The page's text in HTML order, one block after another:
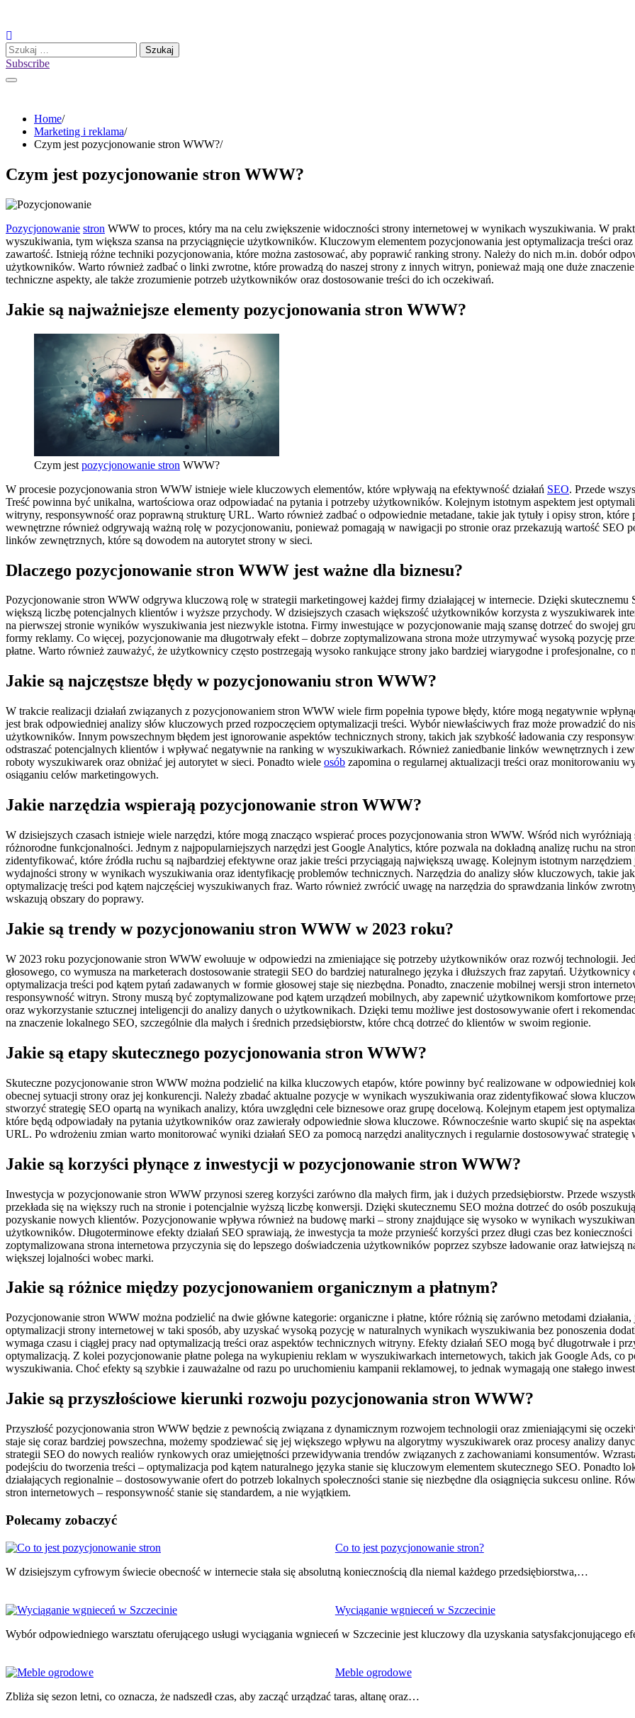
content
Szukaj:
Subscribe
Home
Marketing i reklama
Czym jest pozycjonowanie stron WWW?
Czym jest pozycjonowanie stron WWW?
Pozycjonowanie stron WWW to proces, który ma na celu zwiększenie widoczności strony internetowej w wynikach wyszukiwania. W
wyszukiwania, tym większa szansa na przyciągnięcie użytkowników. Kluczowym elementem pozycjonowania jest optymalizacja treści
zawartość. Istnieją różne techniki pozycjonowania, które można zastosować, aby poprawić ranking strony. Należy do nich m.in. dobór
użytkowników. Warto również zadbać o linki zwrotne, które prowadzą do naszej strony z innych witryn, ponieważ mają one duże
techniczne aspekty, ale także zrozumienie potrzeb użytkowników oraz dostosowanie treści do ich oczekiwań.
Jakie są najważniejsze elementy pozycjonowania stron WWW?
Czym jest pozycjonowanie stron WWW?
W procesie pozycjonowania stron WWW istnieje wiele kluczowych elementów, które wpływają na efektywność działań SEO. Przede
Treść powinna być unikalna, wartościowa oraz odpowiadać na pytania i potrzeby użytkowników. Kolejnym istotnym aspektem jest
witryny, responsywność oraz poprawną strukturę URL. Warto również zadbać o odpowiednie metadane, takie jak tytuły i opisy stron,
wewnętrzne również odgrywają ważną rolę w pozycjonowaniu, ponieważ pomagają w nawigacji po stronie oraz przekazują wartość SEO
linków zewnętrznych, które są dowodem na autorytet strony w sieci.
Dlaczego pozycjonowanie stron WWW jest ważne dla biznesu?
Pozycjonowanie stron WWW odgrywa kluczową rolę w strategii marketingowej każdej firmy działającej w internecie. Dzięki skutecznemu
większą liczbę potencjalnych klientów i wyższe przychody. W dzisiejszych czasach większość użytkowników korzysta z wyszukiwarek
na pierwszej stronie wyników wyszukiwania jest niezwykle istotna. Firmy inwestujące w pozycjonowanie mają szansę dotrzeć do swojej
formy reklamy. Co więcej, pozycjonowanie ma długotrwały efekt – dobrze zoptymalizowana strona może utrzymywać wysoką pozycję
płatne. Warto również zauważyć, że użytkownicy często postrzegają wysoko rankujące strony jako bardziej wiarygodne i profesjonalne, co
Jakie są najczęstsze błędy w pozycjonowaniu stron WWW?
W trakcie realizacji działań związanych z pozycjonowaniem stron WWW wiele firm popełnia typowe błędy, które mogą negatywnie
jest brak odpowiedniej analizy słów kluczowych przed rozpoczęciem optymalizacji treści. Wybór niewłaściwych fraz może prowadzić do
użytkowników. Innym powszechnym błędem jest ignorowanie aspektów technicznych strony, takich jak szybkość ładowania czy
odstraszać potencjalnych klientów i wpływać negatywnie na ranking w wyszukiwarkach. Również zaniedbanie linków wewnętrznych i
roboty wyszukiwarek oraz obniżać jej autorytet w sieci. Ponadto wiele osób zapomina o regularnej aktualizacji treści oraz monitorowaniu
osiąganiu celów marketingowych.
Jakie narzędzia wspierają pozycjonowanie stron WWW?
W dzisiejszych czasach istnieje wiele narzędzi, które mogą znacząco wspierać proces pozycjonowania stron WWW. Wśród nich
różnorodne funkcjonalności. Jednym z najpopularniejszych narzędzi jest Google Analytics, które pozwala na dokładną analizę ruchu na
zidentyfikować, które źródła ruchu są najbardziej efektywne oraz jakie treści przyciągają największą uwagę. Kolejnym istotnym
wydajności strony w wynikach wyszukiwania oraz identyfikację problemów technicznych. Narzędzia do analizy słów kluczowych, takie
optymalizację treści pod kątem najczęściej wyszukiwanych fraz. Warto również zwrócić uwagę na narzędzia do sprawdzania linków
wskazują obszary do poprawy.
Jakie są trendy w pozycjonowaniu stron WWW w 2023 roku?
W 2023 roku pozycjonowanie stron WWW ewoluuje w odpowiedzi na zmieniające się potrzeby użytkowników oraz rozwój technologii.
głosowego, co wymusza na marketerach dostosowanie strategii SEO do bardziej naturalnego języka i dłuższych fraz zapytań.
optymalizacja treści pod kątem pytań zadawanych w formie głosowej staje się niezbędna. Ponadto, znaczenie mobilnej wersji stron
responsywność witryn. Strony muszą być zoptymalizowane pod kątem urządzeń mobilnych, aby zapewnić użytkownikom komfortowe
oraz wykorzystanie sztucznej inteligencji do analizy danych o użytkownikach. Dzięki temu możliwe jest dostosowywanie ofert i
na znaczenie lokalnego SEO, szczególnie dla małych i średnich przedsiębiorstw, które chcą dotrzeć do klientów w swoim regionie.
Jakie są etapy skutecznego pozycjonowania stron WWW?
Skuteczne pozycjonowanie stron WWW można podzielić na kilka kluczowych etapów, które powinny być realizowane w odpowiedniej
obecnej sytuacji strony oraz jej konkurencji. Należy zbadać aktualne pozycje w wynikach wyszukiwania oraz zidentyfikować słowa
stworzyć strategię SEO opartą na wynikach analizy, która uwzględni cele biznesowe oraz grupę docelową. Kolejnym etapem jest
które będą odpowiadały na pytania użytkowników oraz zawierały odpowiednie słowa kluczowe. Równocześnie warto skupić się na
URL. Po wdrożeniu zmian warto monitorować wyniki działań SEO za pomocą narzędzi analitycznych i regularnie dostosowywać strategię
Jakie są korzyści płynące z inwestycji w pozycjonowanie stron WWW?
Inwestycja w pozycjonowanie stron WWW przynosi szereg korzyści zarówno dla małych firm, jak i dużych przedsiębiorstw. Przede
przekłada się na większy ruch na stronie i potencjalnie wyższą liczbę konwersji. Dzięki skutecznemu SEO można dotrzeć do osób
pozyskanie nowych klientów. Pozycjonowanie wpływa również na budowę marki – strony znajdujące się wysoko w wynikach
użytkowników. Długoterminowe efekty działań SEO sprawiają, że inwestycja ta może przynieść korzyści przez długi czas bez
zoptymalizowana strona internetowa przyczynia się do lepszego doświadczenia użytkowników poprzez szybsze ładowanie oraz
większej lojalności wobec marki.
Jakie są różnice między pozycjonowaniem organicznym a płatnym?
Pozycjonowanie stron WWW można podzielić na dwie główne kategorie: organiczne i płatne, które różnią się zarówno metodami
optymalizacji strony internetowej w taki sposób, aby uzyskać wysoką pozycję w naturalnych wynikach wyszukiwania bez ponoszenia
wymaga czasu i ciągłej pracy nad optymalizacją treści oraz aspektów technicznych witryny. Efekty działań SEO mogą być długotrwałe i
optymalizacją. Z kolei pozycjonowanie płatne polega na wykupieniu reklam w wyszukiwarkach internetowych, takich jak Google Ads,
wyszukiwania. Choć efekty są szybkie i zauważalne od razu po uruchomieniu kampanii reklamowej, to jednak wymagają one stałego
Jakie są przyszłościowe kierunki rozwoju pozycjonowania stron WWW?
Przyszłość pozycjonowania stron WWW będzie z pewnością związana z dynamicznym rozwojem technologii oraz zmieniającymi się
staje się coraz bardziej powszechna, możemy spodziewać się jej większego wpływu na algorytmy wyszukiwarek oraz procesy analizy
strategii SEO do nowych realiów rynkowych oraz umiejętności przewidywania trendów związanych z zachowaniami konsumentów.
podejściu do tworzenia treści – optymalizacja pod kątem naturalnego języka stanie się kluczowym elementem skutecznego SEO. Ponadto
działających regionalnie – dostosowywanie ofert do potrzeb lokalnych społeczności stanie się niezbędne dla osiągnięcia sukcesu online.
stron internetowych – responsywność stanie się standardem, a nie wyjątkiem.
Polecamy zobaczyć
Co to jest pozycjonowanie stron?
W dzisiejszym cyfrowym świecie obecność w internecie stała się absolutną koniecznością dla niemal każdego przedsiębiorstwa,…
Wyciąganie wgnieceń w Szczecinie
Wybór odpowiedniego warsztatu oferującego usługi wyciągania wgnieceń w Szczecinie jest kluczowy dla uzyskania satysfakcjonującego
Meble ogrodowe
Zbliża się sezon letni, co oznacza, że nadszedł czas, aby zacząć urządzać taras, altanę oraz…
Nawigacja
wpisu